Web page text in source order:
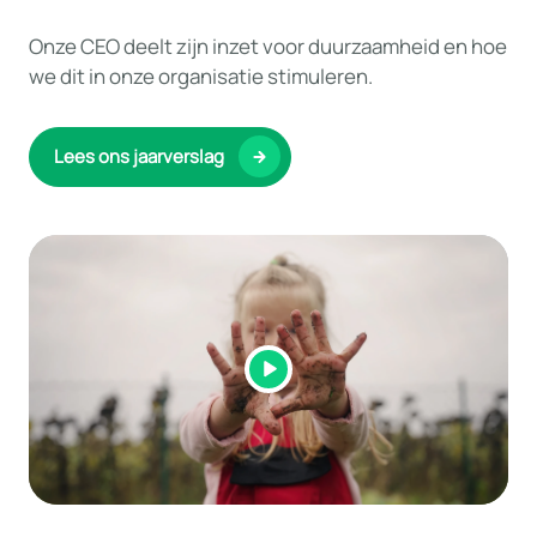
Onze CEO deelt zijn inzet voor duurzaamheid en hoe
we dit in onze organisatie stimuleren.
Lees ons jaarverslag